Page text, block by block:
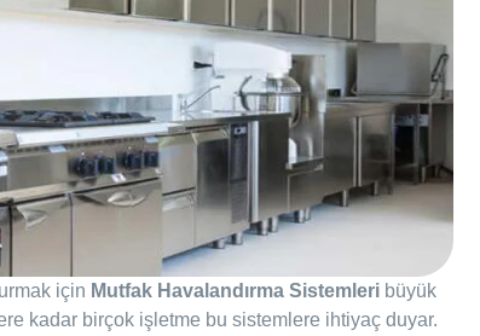
için Mutfak Havalandırma Sistemleri büyük
kadar birçok işletme bu sistemlere ihtiyaç duyar.